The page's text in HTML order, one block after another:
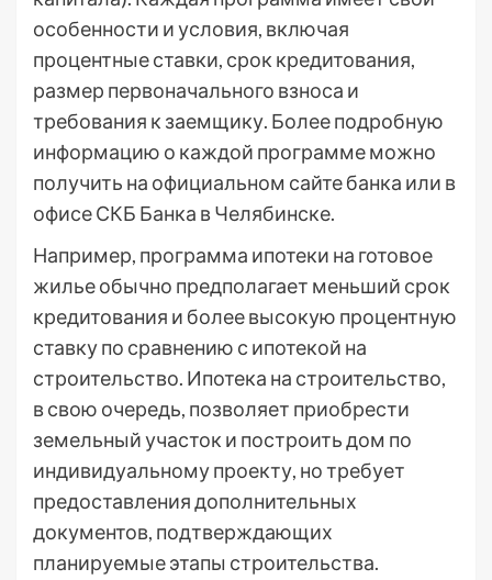
особенности и условия, включая
процентные ставки, срок кредитования,
размер первоначального взноса и
требования к заемщику. Более подробную
информацию о каждой программе можно
получить на официальном сайте банка или в
офисе СКБ Банка в Челябинске.
Например, программа ипотеки на готовое
жилье обычно предполагает меньший срок
кредитования и более высокую процентную
ставку по сравнению с ипотекой на
строительство. Ипотека на строительство,
в свою очередь, позволяет приобрести
земельный участок и построить дом по
индивидуальному проекту, но требует
предоставления дополнительных
документов, подтверждающих
планируемые этапы строительства.